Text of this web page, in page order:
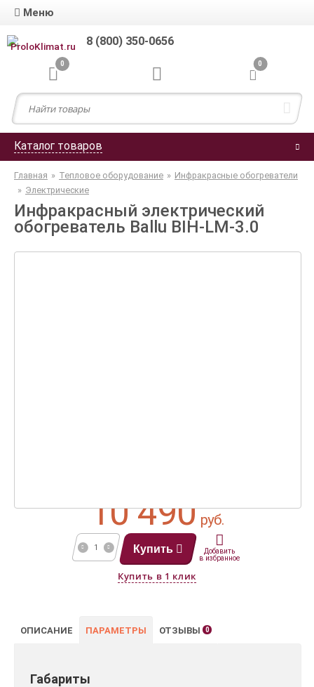
Меню
8 (800) 350-0656
0 0
Каталог товаров
Главная » Тепловое оборудование » Инфракрасные обогреватели
» Электрические
Инфракрасный электрический
обогреватель Ballu BIH-LM-3.0
10 490руб.
Купить
Добавить
в избранное
ОПИСАНИЕ ПАРАМЕТРЫ ОТЗЫВЫ 0
Габариты